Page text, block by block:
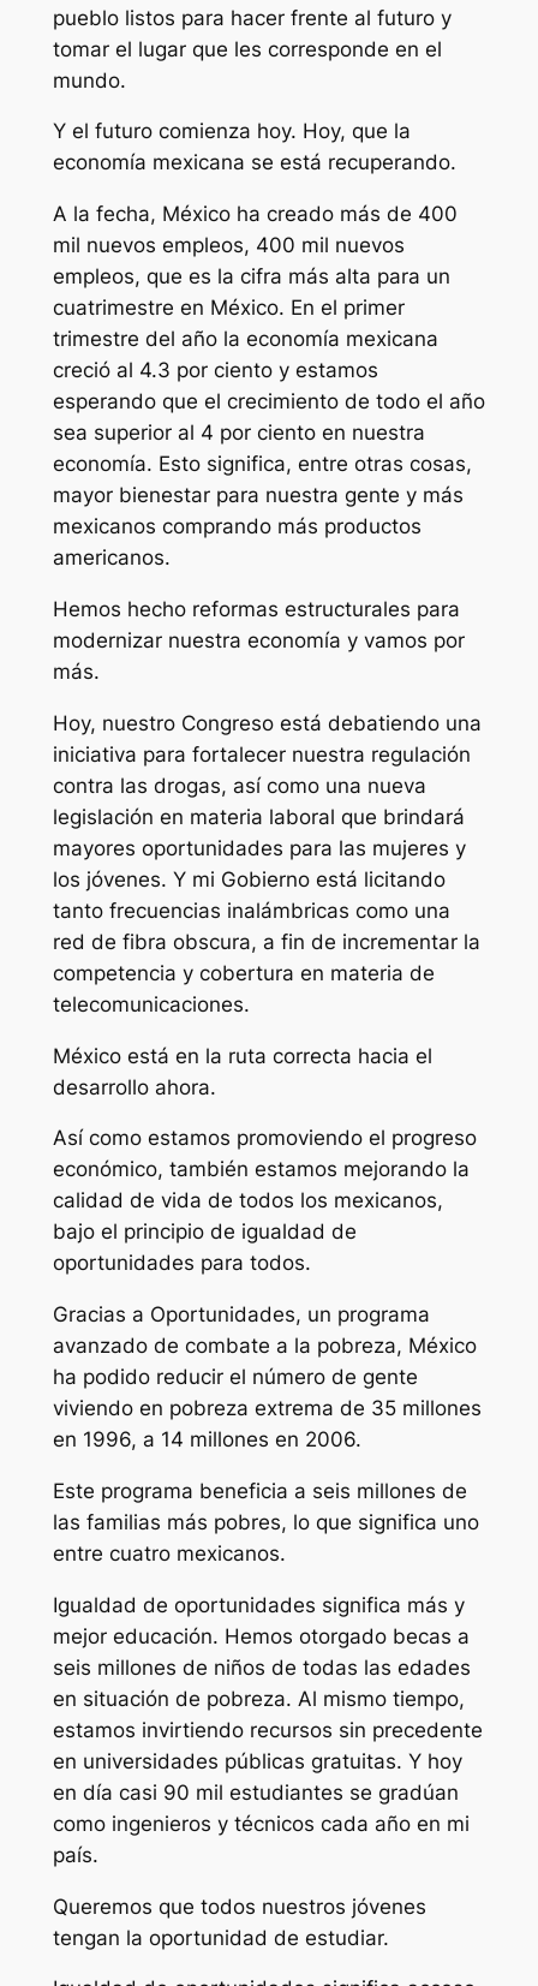
pueblo listos para hacer frente al futuro y
tomar el lugar que les corresponde en el
mundo.
Y el futuro comienza hoy. Hoy, que la
economía mexicana se está recuperando.
A la fecha, México ha creado más de 400
mil nuevos empleos, 400 mil nuevos
empleos, que es la cifra más alta para un
cuatrimestre en México. En el primer
trimestre del año la economía mexicana
creció al 4.3 por ciento y estamos
esperando que el crecimiento de todo el año
sea superior al 4 por ciento en nuestra
economía. Esto significa, entre otras cosas,
mayor bienestar para nuestra gente y más
mexicanos comprando más productos
americanos.
Hemos hecho reformas estructurales para
modernizar nuestra economía y vamos por
más.
Hoy, nuestro Congreso está debatiendo una
iniciativa para fortalecer nuestra regulación
contra las drogas, así como una nueva
legislación en materia laboral que brindará
mayores oportunidades para las mujeres y
los jóvenes. Y mi Gobierno está licitando
tanto frecuencias inalámbricas como una
red de fibra obscura, a fin de incrementar la
competencia y cobertura en materia de
telecomunicaciones.
México está en la ruta correcta hacia el
desarrollo ahora.
Así como estamos promoviendo el progreso
económico, también estamos mejorando la
calidad de vida de todos los mexicanos,
bajo el principio de igualdad de
oportunidades para todos.
Gracias a Oportunidades, un programa
avanzado de combate a la pobreza, México
ha podido reducir el número de gente
viviendo en pobreza extrema de 35 millones
en 1996, a 14 millones en 2006.
Este programa beneficia a seis millones de
las familias más pobres, lo que significa uno
entre cuatro mexicanos.
Igualdad de oportunidades significa más y
mejor educación. Hemos otorgado becas a
seis millones de niños de todas las edades
en situación de pobreza. Al mismo tiempo,
estamos invirtiendo recursos sin precedente
en universidades públicas gratuitas. Y hoy
en día casi 90 mil estudiantes se gradúan
como ingenieros y técnicos cada año en mi
país.
Queremos que todos nuestros jóvenes
tengan la oportunidad de estudiar.